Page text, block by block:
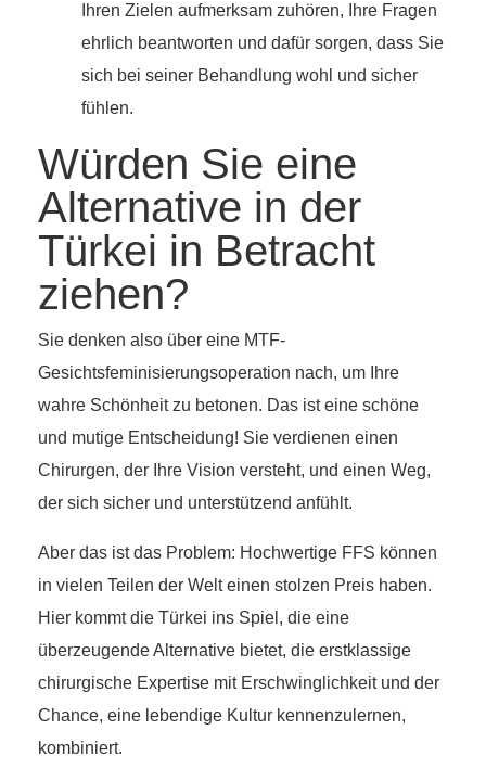
Ihren Zielen aufmerksam zuhören, Ihre Fragen
ehrlich beantworten und dafür sorgen, dass Sie
sich bei seiner Behandlung wohl und sicher
fühlen.
Würden Sie eine
Alternative in der
Türkei in Betracht
ziehen?
Sie denken also über eine MTF-
Gesichtsfeminisierungsoperation nach, um Ihre
wahre Schönheit zu betonen. Das ist eine schöne
und mutige Entscheidung! Sie verdienen einen
Chirurgen, der Ihre Vision versteht, und einen Weg,
der sich sicher und unterstützend anfühlt.
Aber das ist das Problem: Hochwertige FFS können
in vielen Teilen der Welt einen stolzen Preis haben.
Hier kommt die Türkei ins Spiel, die eine
überzeugende Alternative bietet, die erstklassige
chirurgische Expertise mit Erschwinglichkeit und der
Chance, eine lebendige Kultur kennenzulernen,
kombiniert.